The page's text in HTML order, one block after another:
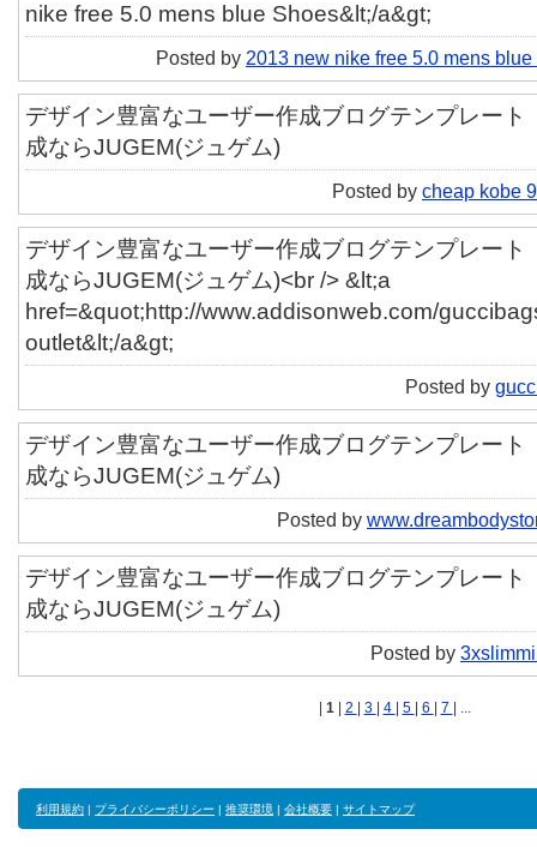
nike free 5.0 mens blue Shoes&lt;/a&gt;
Posted by 2013 new nike free 5.0 mens
デザイン豊富なユーザー作成ブログテンプレート
成ならJUGEM(ジュゲム)
Posted by cheap kobe
デザイン豊富なユーザー作成ブログテンプレート
成ならJUGEM(ジュゲム)<br /> &lt;a
href=&quot;http://www.addisonweb.com/
outlet&lt;/a&gt;
Posted by
デザイン豊富なユーザー作成ブログテンプレート
成ならJUGEM(ジュゲム)
Posted by
デザイン豊富なユーザー作成ブログテンプレート
成ならJUGEM(ジュゲム)
Posted by
1 2 3 4 5 6 7 | ...
利用規約 | プライバシーポリシー | 推奨環境 | 会社概要 | サイトマップ